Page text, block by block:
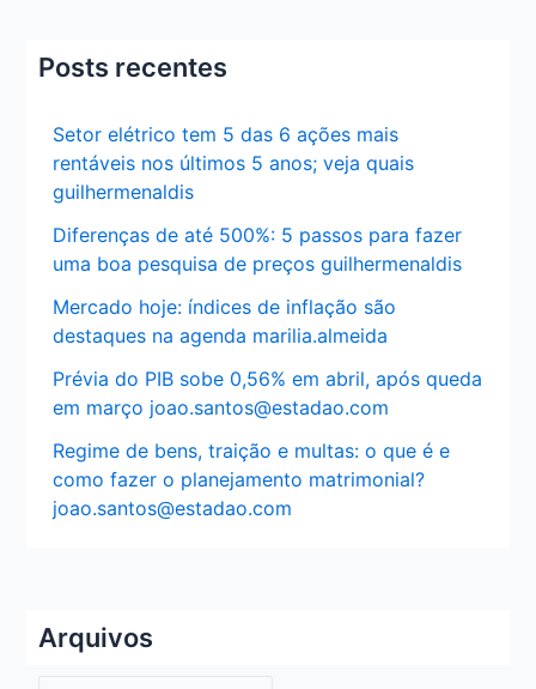
Posts recentes
Setor elétrico tem 5 das 6 ações mais
rentáveis nos últimos 5 anos; veja quais
guilhermenaldis
Diferenças de até 500%: 5 passos para fazer
uma boa pesquisa de preços guilhermenaldis
Mercado hoje: índices de inflação são
destaques na agenda marilia.almeida
Prévia do PIB sobe 0,56% em abril, após queda
em março joao.santos@estadao.com
Regime de bens, traição e multas: o que é e
como fazer o planejamento matrimonial?
joao.santos@estadao.com
Arquivos